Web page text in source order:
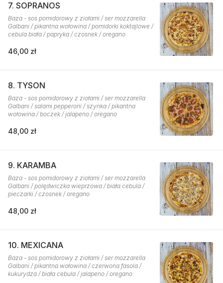
7. SOPRANOS
Baza - sos pomidorowy z ziołami / ser mozzarella
Galbani / pikantna wołowina / pomidorki koktajlowe /
cebula biała / papryka / czosnek / oregano
46,00 zł
8. TYSON
Baza - sos pomidorowy z ziołami / ser mozzarella
Galbani / salami pepperoni / szynka / pikantna
wołowina / boczek / jalapeno / oregano
48,00 zł
9. KARAMBA
Baza - sos pomidorowy z ziołami / ser mozzarella
Galbani / polędwiczka wieprzowa / biała cebula /
pieczarki / czosnek / oregano
48,00 zł
10. MEXICANA
Baza - sos pomidorowy z ziołami / ser mozzarella
Galbani / pikantna wołowina / czerwona fasola /
kukurydza / biała cebula / jalapeno / oregano